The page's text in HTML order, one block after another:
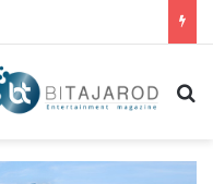
بحث عن